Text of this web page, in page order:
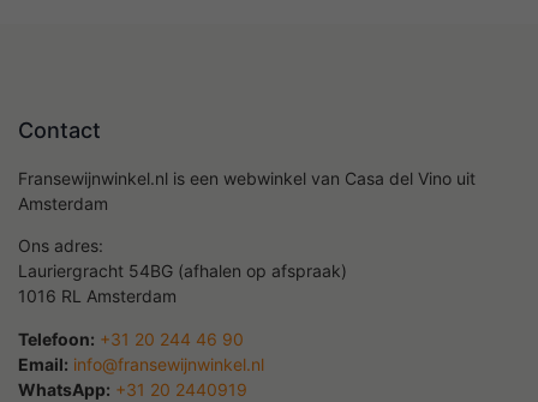
Contact
Fransewijnwinkel.nl is een webwinkel van Casa del Vino uit
Amsterdam
Ons adres:
Lauriergracht 54BG (afhalen op afspraak)
1016 RL Amsterdam
Telefoon: +31 20 244 46 90
Email: info@fransewijnwinkel.nl
WhatsApp: +31 20 2440919